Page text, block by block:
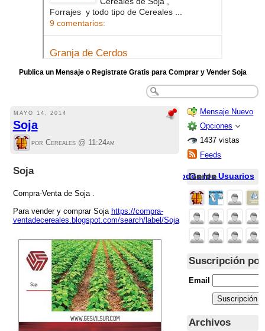
Publica un Mensaje o Registrate Gratis para Comprar y Vender Soja
MAYO 14, 2014
Soja
por Cereales @ 11:24am
Soja
Compra-Venta de Soja .
Para vender y comprar Soja https://compra-
ventadecereales.blogspot.com/search/label/Soja
Mensaje Nuevo
Opciones
1437 vistas
Feeds
Todos los Usuarios
Gente
Suscripción
Email
Archivos